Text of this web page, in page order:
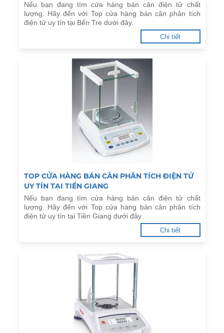
Nếu bạn đang tìm cửa hàng bán cân điện tử chất
lượng. Hãy đến với Top cửa hàng bán cân phân tích
điện tử uy tín tại Bến Tre dưới đây.
Chi tiết
TOP CỬA HÀNG BÁN CÂN PHÂN TÍCH ĐIỆN TỬ
UY TÍN TẠI TIỀN GIANG
Nếu bạn đang tìm cửa hàng bán cân điện tử chất
lượng. Hãy đến với Top cửa hàng bán cân phân tích
điện tử uy tín tại Tiền Giang dưới đây.
Chi tiết